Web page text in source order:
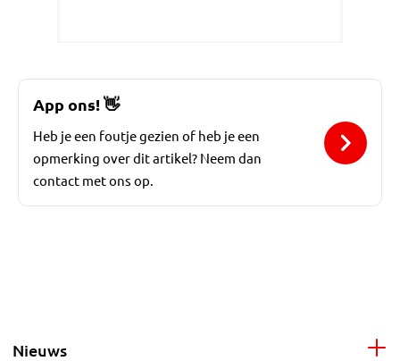
App ons!👋
Heb je een foutje gezien of heb je een
opmerking over dit artikel? Neem dan
contact met ons op.
Nieuws